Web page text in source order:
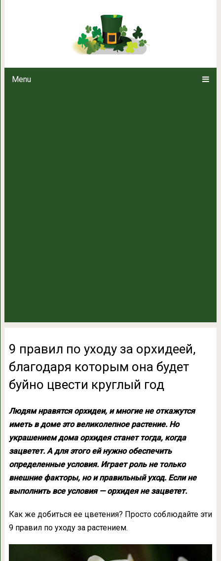
Menu
9 правил по уходу за
9 правил по уходу за орхидеей,
благодаря которым она будет
буйно цвести круглый год
Людям нравятся орхидеи, и многие не откажутся
иметь в доме это великолепное растение. Но
украшением дома орхидея станет тогда, когда
зацветет. А для этого ей нужно обеспечить
определенные условия. Играет роль не только
внешние факторы, но и правильный уход. Если не
выполнить все условия — орхидея не зацветет.
Как же добиться ее цветения? Просто соблюдайте эти
9 правил по уходу за растением.